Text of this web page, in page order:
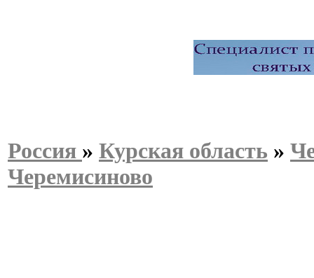
Россия » Курская область »
Черемисиново